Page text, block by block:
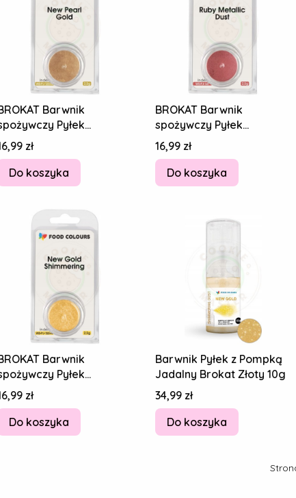
Barwnik
Pyłek
New Pearl Gold
PERŁOWY ZŁOTY 2,5g
zł
Do koszyka
BROKAT Barwnik
spożywczy Pyłek
JADALNY RUBY Metallic
RUBIN RUBINOWY 2,5g
Cena
16,99 zł
Do koszyka
Barwnik
Pyłek
New Gold
Shimmering NOWY ZŁOTY
2,5g
zł
Do koszyka
Barwnik Pyłek z Pompką
Jadalny Brokat Złoty 10g
Cena
34,99 zł
Do koszyka